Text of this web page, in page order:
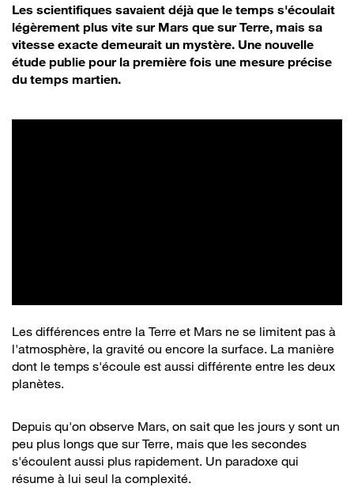
Les scientifiques savaient déjà que le temps s'écoulait
légèrement plus vite sur Mars que sur Terre, mais sa
vitesse exacte demeurait un mystère. Une nouvelle
étude publie pour la première fois une mesure précise
du temps martien.
Les différences entre la Terre et Mars ne se limitent pas à
l'atmosphère, la gravité ou encore la surface. La manière
dont le temps s'écoule est aussi différente entre les deux
planètes.
Depuis qu'on observe Mars, on sait que les jours y sont un
peu plus longs que sur Terre, mais que les secondes
s'écoulent aussi plus rapidement. Un paradoxe qui
résume à lui seul la complexité.